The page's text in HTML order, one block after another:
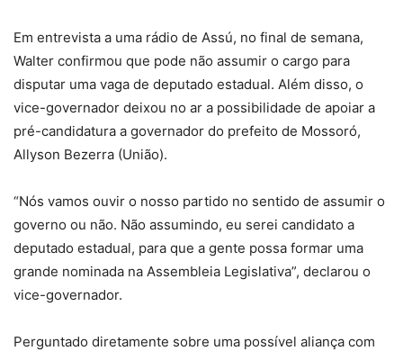
Em entrevista a uma rádio de Assú, no final de semana,
Walter confirmou que pode não assumir o cargo para
disputar uma vaga de deputado estadual. Além disso, o
vice-governador deixou no ar a possibilidade de apoiar a
pré-candidatura a governador do prefeito de Mossoró,
Allyson Bezerra (União).
“Nós vamos ouvir o nosso partido no sentido de assumir o
governo ou não. Não assumindo, eu serei candidato a
deputado estadual, para que a gente possa formar uma
grande nominada na Assembleia Legislativa”, declarou o
vice-governador.
Perguntado diretamente sobre uma possível aliança com